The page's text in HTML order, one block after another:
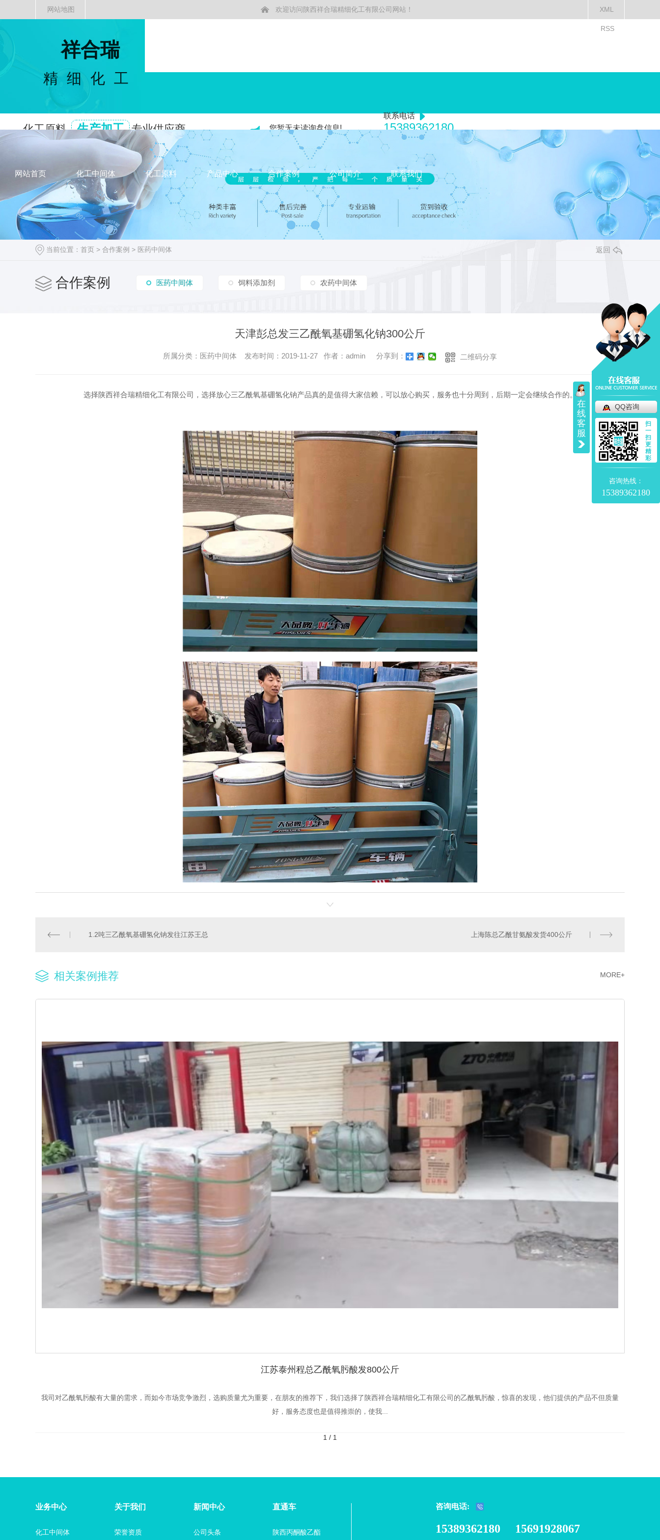
网站地图 欢迎访问陕西祥合瑞精细化工有限公司网站！ XML
RSS
祥合瑞
精细化工
化工原料 生产加工 专业供应商 您暂无未读询盘信息!
联系电话
15389362180
15691928067
网站首页 化工中间体 化工原料 产品中心 合作案例 公司简介 联系我们
当前位置： 首页 > 合作案例 > 医药中间体 返回
合作案例 医药中间体
医药中间体 饲料添加剂 农药中间体
天津彭总发三乙酰氧基硼氢化钠300公斤
所属分类：医药中间体 发布时间：2019-11-27 作者：admin 分享到： 二维码分享
选择陕西祥合瑞精细化工有限公司，选择放心三乙酰氧基硼氢化钠产品真的是值得大家信赖，可以放心购买，服务也十分周到，后期一定会继续合作的。
1.2吨三乙酰氧基硼氢化钠发往江苏王总 上海陈总乙酰甘氨酸发货400公斤
相关案例推荐 MORE+
江苏泰州程总乙酰氧肟酸发800公斤
我司对乙酰氧肟酸有大量的需求，而如今市场竞争激烈，选购质量尤为重要，在朋友的推荐下，我们选择了陕西祥合瑞精细化工有限公司的乙酰氧肟酸，惊喜的发现，他们提供的产品不但质量
好，服务态度也是值得推崇的，使我...
1 / 1
业务中心
化工中间体
关于我们
荣誉资质
新闻中心
公司头条
直通车
陕西丙酮酸乙酯
咨询电话:
15389362180 15691928067
在
线
客
服
QQ咨询
扫
一
扫
更
精
彩
咨询热线：
15389362180